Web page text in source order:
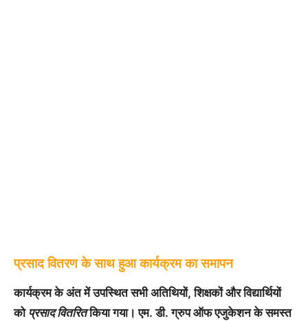
प्रसाद वितरण के साथ हुआ कार्यक्रम का समापन
कार्यक्रम के अंत में उपस्थित सभी अतिथियों, शिक्षकों और विद्यार्थियों
को प्रसाद वितरितकिया गया। एम. डी. ग्रुप ऑफ एजुकेशन के समस्त